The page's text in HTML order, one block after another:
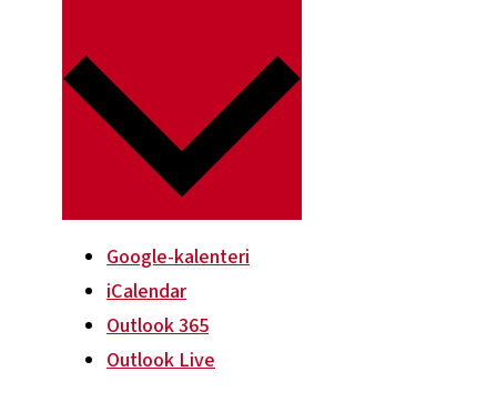
Google-kalenteri
iCalendar
Outlook 365
Outlook Live